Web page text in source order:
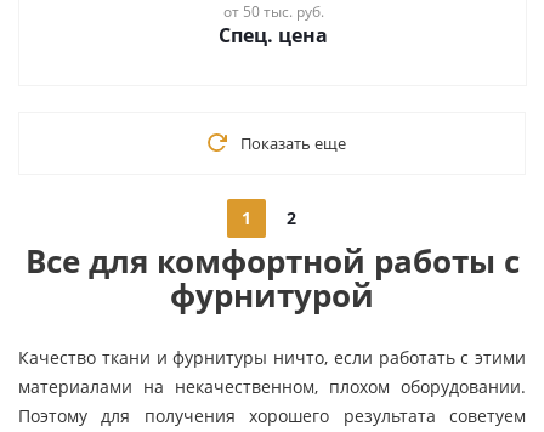
от 50 тыс. руб.
Спец. цена
Показать еще
1 2
Все для комфортной работы с
фурнитурой
Качество ткани и фурнитуры ничто, если работать с этими
материалами на некачественном, плохом оборудовании.
Поэтому для получения хорошего результата советуем